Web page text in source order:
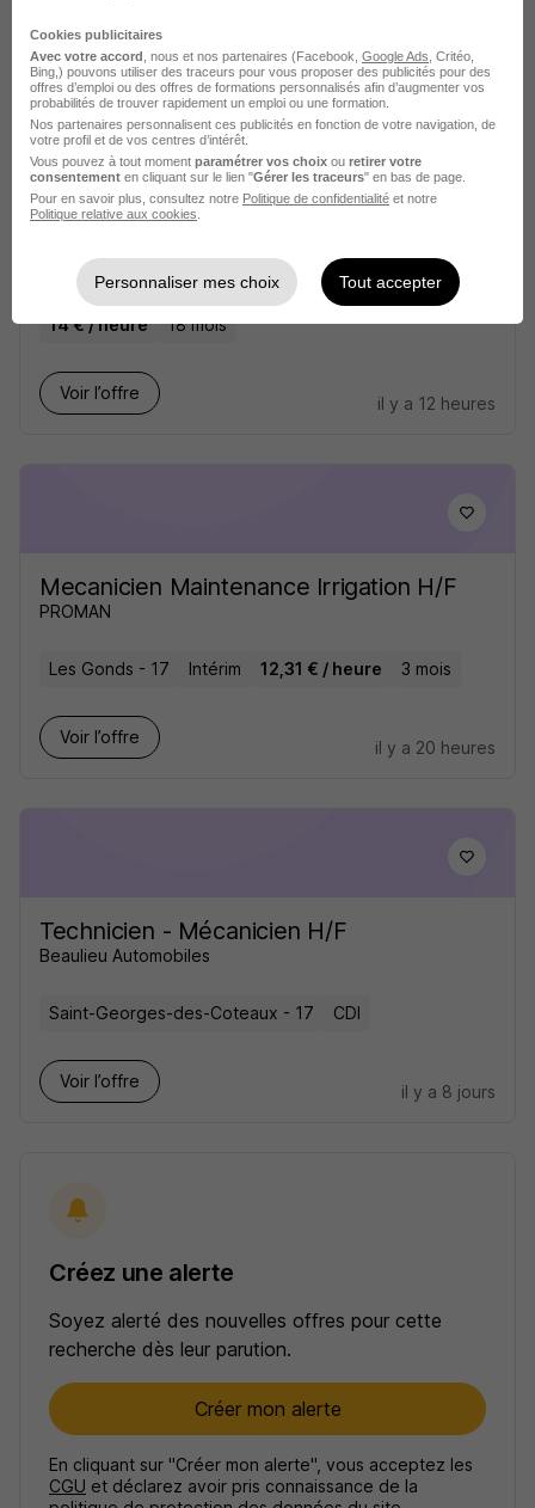
Mécanicien H/F
Saint-Hilaire-de-Villefranche - 17
Intérim
14 € / heure
18 mois
Voir l’offre
il y a 12 heures
Mecanicien Maintenance Irrigation H/F
PROMAN
Les Gonds - 17 Intérim 12,31 € / heure 3 mois
Voir l’offre
il y a 20 heures
Technicien - Mécanicien H/F
Beaulieu Automobiles
Saint-Georges-des-Coteaux - 17 CDI
Voir l’offre
il y a 8 jours
Créez une alerte
Soyez alerté des nouvelles offres pour cette
recherche dès leur parution.
Créer mon alerte
En cliquant sur "Créer mon alerte", vous acceptez les
CGU et déclarez avoir pris connaissance de la
Cookies publicitaires
Avec votre accord , nous et nos partenaires (Facebook, Google Ads , Critéo,
Bing,) pouvons utiliser des traceurs pour vous proposer des publicités pour des
offres d’emploi ou des offres de formations personnalisés afin d’augmenter vos
probabilités de trouver rapidement un emploi ou une formation.
Nos partenaires personnalisent ces publicités en fonction de votre navigation, de
votre profil et de vos centres d’intérêt.
Vous pouvez à tout moment paramétrer vos choix ou retirer votre
consentement en cliquant sur le lien "Gérer les traceurs" en bas de page.
Pour en savoir plus, consultez notre Politique de confidentialité et notre
Politique relative aux cookies
Personnaliser mes choix Tout accepter